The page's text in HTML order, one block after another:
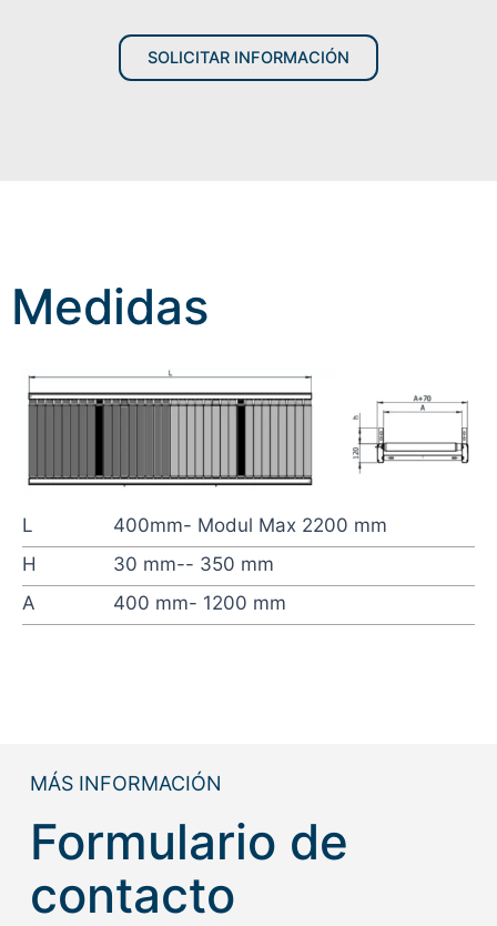
SOLICITAR INFORMACIÓN
Medidas
L
400mm- Modul Max 2200 mm
H
30 mm-- 350 mm
A
400 mm- 1200 mm
MÁS INFORMACIÓN
Formulario de
contacto